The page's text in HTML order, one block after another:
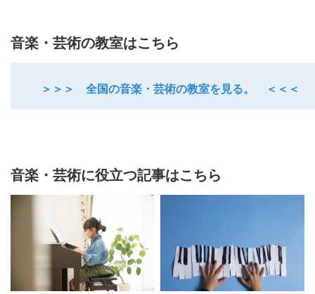
音楽・芸術の教室はこちら
＞＞＞ 全国の音楽・芸術の教室を見る。 ＜＜＜
音楽・芸術に役立つ記事はこちら